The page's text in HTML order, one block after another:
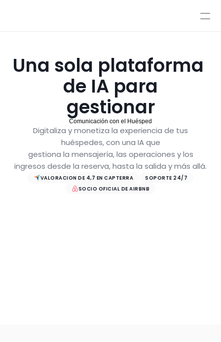
AutoPilot y CoPilot
Flujos de trabajo de IA
Base de Conocimiento
Atención por agentes
Estilos y control avanzado
Precios
Acceso
Solicitar Demo
Una sola plataforma
de IA para
gestionar
Comunicación con e Huésped
Digitaliza y monetiza la experiencia de tus
huéspedes, con una IA que
gestiona la mensajería, las operaciones y los
ingresos desde la reserva, hasta la salida y más allá.
VALORACION DE 4,7 EN CAPTERRA
SOPORTE 24/7
SOCIO OFICIAL DE AIRBNB